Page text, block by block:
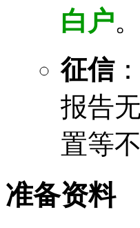
白户。
征信
报告
置等
准备资料